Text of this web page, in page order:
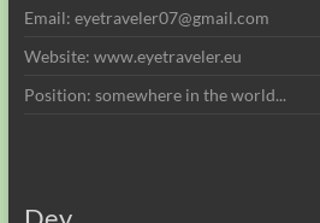
Email: eyetraveler07@gmail.com
Website: www.eyetraveler.eu
Position: somewhere in the world...